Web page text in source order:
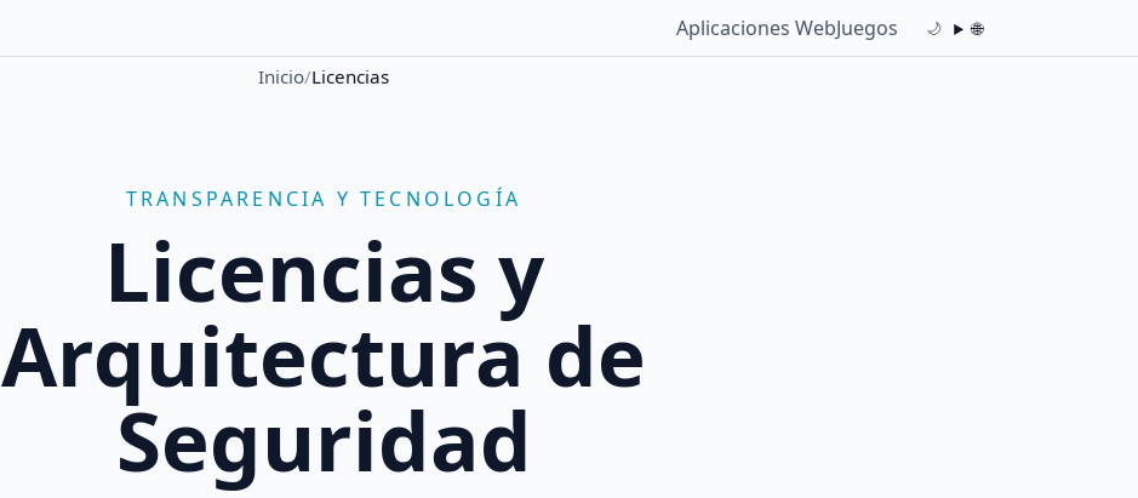
Aplicaciones WebJuegos 🌙 🌐
Inicio/Licencias
TRANSPARENCIA Y TECNOLOGÍA
Licencias y
Arquitectura de
Seguridad